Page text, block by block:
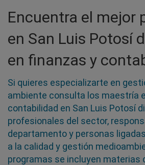
Encuentra el mejor
en San Luis Potosí
en finanzas y
Si quieres especializarte en
ambiente consulta los maestría
contabilidad en San Luis Potosí
profesionales del sector,
departamento y personas
a la calidad y gestión
programas se incluyen materias